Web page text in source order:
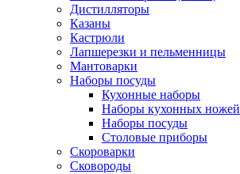
Дистилляторы
Казаны
Кастрюли
Лапшерезки и пельменницы
Мантоварки
Наборы посуды
Кухонные наборы
Наборы кухонных ножей
Наборы посуды
Столовые приборы
Скороварки
Сковороды